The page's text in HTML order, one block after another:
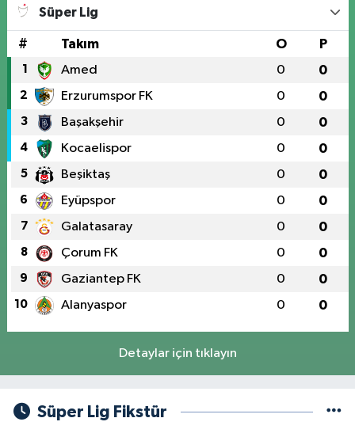
Süper Lig
# Takım O P
1 Amed 0 0
2 Erzurumspor FK 0 0
3 Başakşehir 0 0
4 Kocaelispor 0 0
5 Beşiktaş 0 0
6 Eyüpspor 0 0
7 Galatasaray 0 0
8 Çorum FK 0 0
9 Gaziantep FK 0 0
10 Alanyaspor 0 0
Detaylar için tıklayın
Süper Lig Fikstür